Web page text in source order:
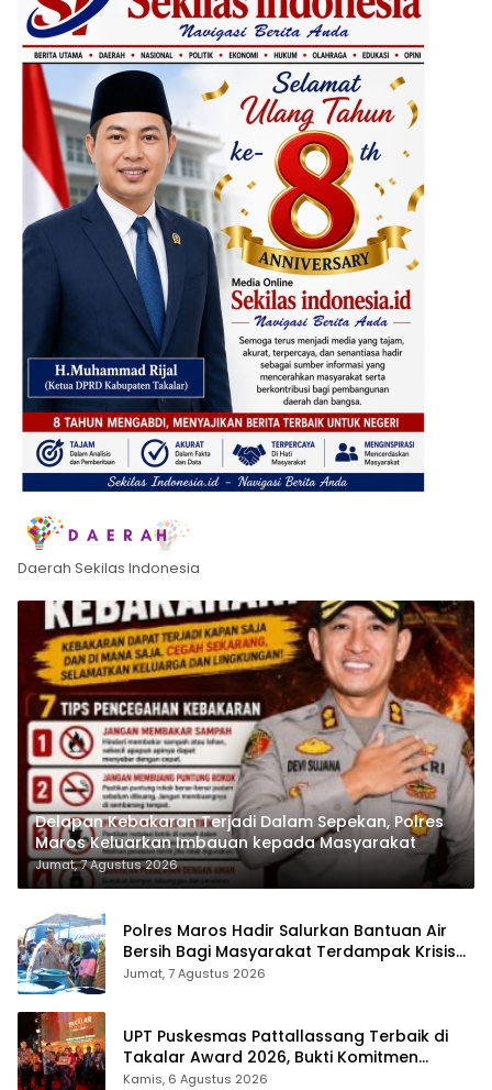
Daerah Sekilas Indonesia
Delapan Kebakaran Terjadi Dalam Sepekan, Polres
Maros Keluarkan Imbauan kepada Masyarakat
Jumat, 7 Agustus 2026
Polres Maros Hadir Salurkan Bantuan Air
Bersih Bagi Masyarakat Terdampak Krisis
Air Bersih Di Maros
Jumat, 7 Agustus 2026
UPT Puskesmas Pattallassang Terbaik di
Takalar Award 2026, Bukti Komitmen
Hadirkan Pelayanan Kesehatan Berkualitas
Kamis, 6 Agustus 2026